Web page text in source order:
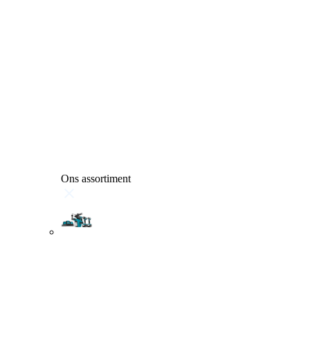
Ons assortiment